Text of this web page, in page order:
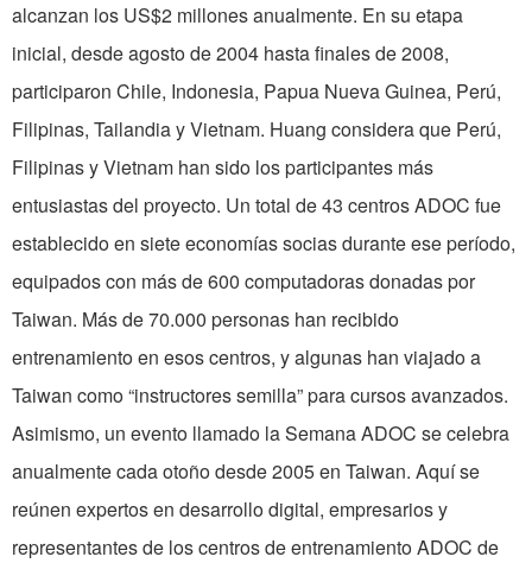
alcanzan los US$2 millones anualmente. En su etapa
inicial, desde agosto de 2004 hasta finales de 2008,
participaron Chile, Indonesia, Papua Nueva Guinea, Perú,
Filipinas, Tailandia y Vietnam. Huang considera que Perú,
Filipinas y Vietnam han sido los participantes más
entusiastas del proyecto. Un total de 43 centros ADOC fue
establecido en siete economías socias durante ese período,
equipados con más de 600 computadoras donadas por
Taiwan. Más de 70.000 personas han recibido
entrenamiento en esos centros, y algunas han viajado a
Taiwan como “instructores semilla” para cursos avanzados.
Asimismo, un evento llamado la Semana ADOC se celebra
anualmente cada otoño desde 2005 en Taiwan. Aquí se
reúnen expertos en desarrollo digital, empresarios y
representantes de los centros de entrenamiento ADOC de